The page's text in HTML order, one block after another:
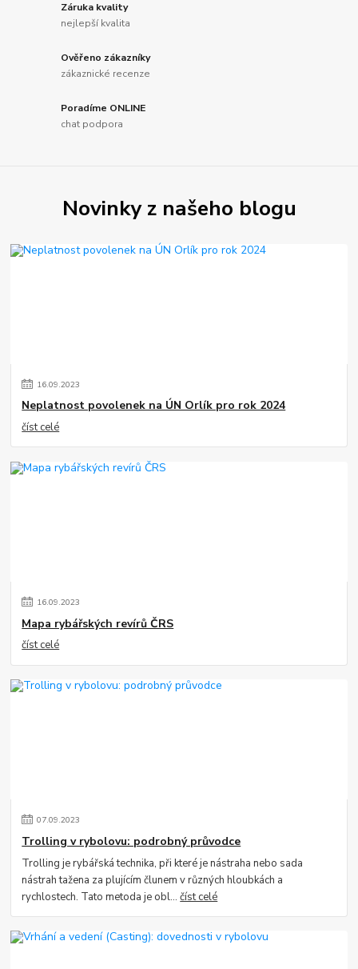
Záruka kvality
nejlepší kvalita
Ověřeno zákazníky
zákaznické recenze
Poradíme ONLINE
chat podpora
Novinky z našeho blogu
16.09.2023
Neplatnost povolenek na ÚN Orlík pro rok 2024
číst celé
16.09.2023
Mapa rybářských revírů ČRS
číst celé
07.09.2023
Trolling v rybolovu: podrobný průvodce
Trolling je rybářská technika, při které je nástraha nebo sada
nástrah tažena za plujícím člunem v různých hloubkách a
rychlostech. Tato metoda je obl...číst celé